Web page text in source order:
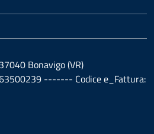
Bonavigo (VR)
------- Codice e_Fattura: